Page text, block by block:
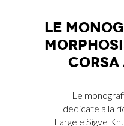
LE
COR­SA
Le
dedicate alla
Large e Sigve